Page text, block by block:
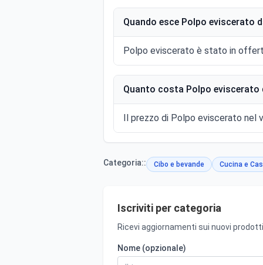
Quando esce Polpo eviscerato
Polpo eviscerato è stato in
Quanto costa Polpo eviscerato
Il prezzo di Polpo eviscerato nel
Categoria:: Cibo e bevande Cucina e
Iscriviti per categoria
Ricevi aggiornamenti sui nuovi
Nome (opzionale)